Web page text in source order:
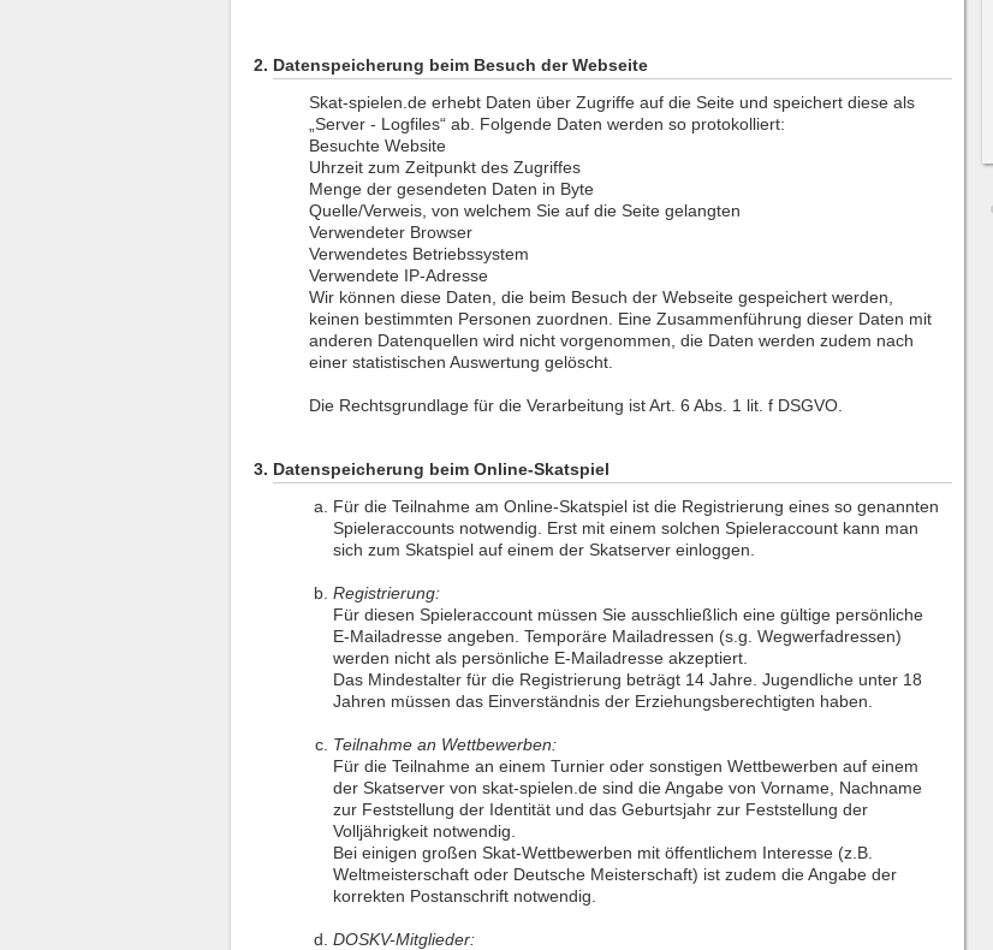
Datenspeicherung beim Besuch der Webseite
Skat-spielen.de erhebt Daten über Zugriffe auf die Seite und speichert diese als
„Server - Logfiles“ ab. Folgende Daten werden so protokolliert:
Besuchte Website
Uhrzeit zum Zeitpunkt des Zugriffes
Menge der gesendeten Daten in Byte
Quelle/Verweis, von welchem Sie auf die Seite gelangten
Verwendeter Browser
Verwendetes Betriebssystem
Verwendete IP-Adresse
Wir können diese Daten, die beim Besuch der Webseite gespeichert werden,
keinen bestimmten Personen zuordnen. Eine Zusammenführung dieser Daten mit
anderen Datenquellen wird nicht vorgenommen, die Daten werden zudem nach
einer statistischen Auswertung gelöscht.
Die Rechtsgrundlage für die Verarbeitung ist Art. 6 Abs. 1 lit. f DSGVO.
Datenspeicherung beim Online-Skatspiel
Für die Teilnahme am Online-Skatspiel ist die Registrierung eines so genannten
Spieleraccounts notwendig. Erst mit einem solchen Spieleraccount kann man
sich zum Skatspiel auf einem der Skatserver einloggen.
Registrierung:
Für diesen Spieleraccount müssen Sie ausschließlich eine gültige persönliche
E-Mailadresse angeben. Temporäre Mailadressen (s.g. Wegwerfadressen)
werden nicht als persönliche E-Mailadresse akzeptiert.
Das Mindestalter für die Registrierung beträgt 14 Jahre. Jugendliche unter 18
Jahren müssen das Einverständnis der Erziehungsberechtigten haben.
Teilnahme an Wettbewerben:
Für die Teilnahme an einem Turnier oder sonstigen Wettbewerben auf einem
der Skatserver von skat-spielen.de sind die Angabe von Vorname, Nachname
zur Feststellung der Identität und das Geburtsjahr zur Feststellung der
Volljährigkeit notwendig.
Bei einigen großen Skat-Wettbewerben mit öffentlichem Interesse (z.B.
Weltmeisterschaft oder Deutsche Meisterschaft) ist zudem die Angabe der
korrekten Postanschrift notwendig.
DOSKV-Mitglieder: